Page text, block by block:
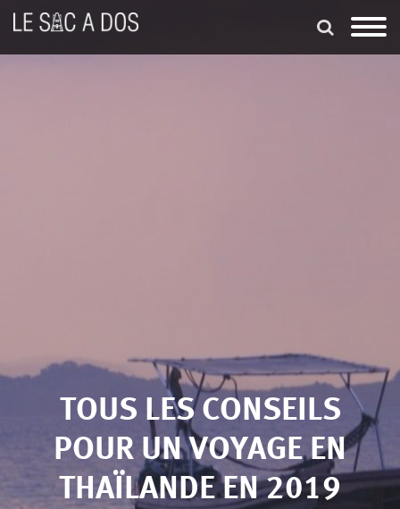
TOUS LES CONSEILS
POUR UN VOYAGE EN
THAÏLANDE EN 2019